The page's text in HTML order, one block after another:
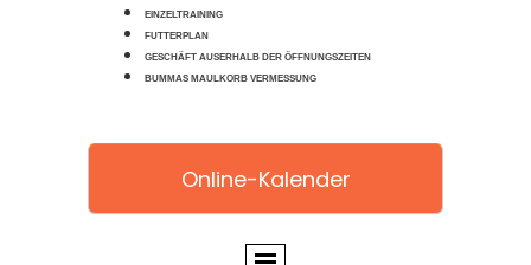
EINZELTRAINING
FUTTERPLAN
GESCHÄFT AUSERHALB DER ÖFFNUNGSZEITEN
BUMMAS MAULKORB VERMESSUNG
Online-Kalender